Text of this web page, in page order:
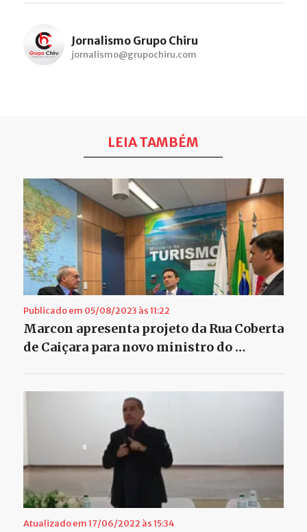
Jornalismo Grupo Chiru
jornalismo@grupochiru.com
LEIA TAMBÉM
Publicado em 05/08/2023 às 11:22
Marcon apresenta projeto da Rua Coberta
de Caiçara para novo ministro do …
Atualizado em 17/06/2022 às 15:34